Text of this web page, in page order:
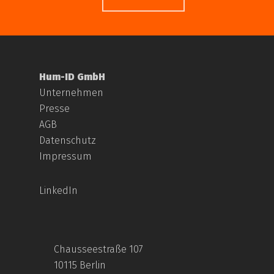
Hum-ID GmbH
Unternehmen
Presse
AGB
Datenschutz
Impressum
LinkedIn
Chausseestraße 107
10115 Berlin